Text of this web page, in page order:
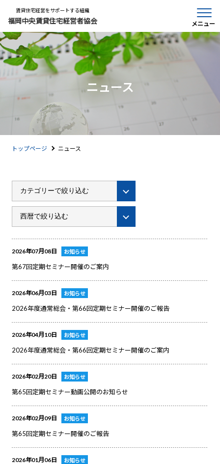
賃貸住宅経営をサポートする組織
福岡中央賃貸住宅経営者協会 メニュー
ニュース
トップページ ニュース
2026年07月08日 お知らせ
第67回定期セミナー開催のご案内
2026年06月03日 お知らせ
2026年度通常総会・第66回定期セミナー開催のご報告
2026年04月10日 お知らせ
2026年度通常総会・第66回定期セミナー開催のご案内
2026年02月20日 お知らせ
第65回定期セミナー動画公開のお知らせ
2026年02月09日 お知らせ
第65回定期セミナー開催のご報告
2026年01月06日 お知らせ